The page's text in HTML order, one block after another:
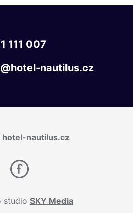
111 007
nautilus.cz
hotel-nautilus.cz
studio SKY Media